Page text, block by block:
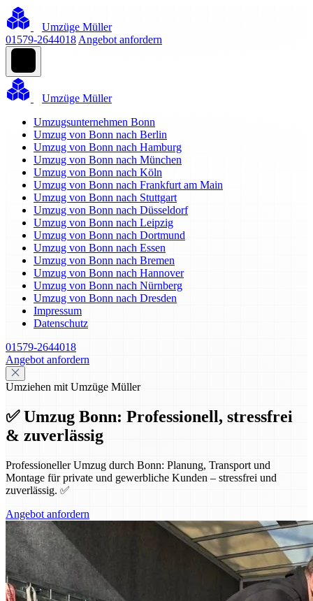
Umzüge Müller
01579-2644018 Angebot anfordern
Umzüge Müller
Umzugsunternehmen Bonn
Umzug von Bonn nach Berlin
Umzug von Bonn nach Hamburg
Umzug von Bonn nach München
Umzug von Bonn nach Köln
Umzug von Bonn nach Frankfurt am Main
Umzug von Bonn nach Stuttgart
Umzug von Bonn nach Düsseldorf
Umzug von Bonn nach Leipzig
Umzug von Bonn nach Dortmund
Umzug von Bonn nach Essen
Umzug von Bonn nach Bremen
Umzug von Bonn nach Hannover
Umzug von Bonn nach Nürnberg
Umzug von Bonn nach Dresden
Impressum
Datenschutz
01579-2644018
Angebot anfordern
Umziehen mit Umzüge Müller
✅ Umzug Bonn: Professionell, stressfrei
& zuverlässig
Professioneller Umzug durch Bonn: Planung, Transport und
Montage für private und gewerbliche Kunden – stressfrei und
zuverlässig. ✅
Angebot anfordern